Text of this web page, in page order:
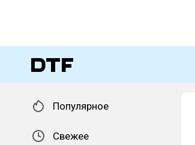
Популярное
Свежее